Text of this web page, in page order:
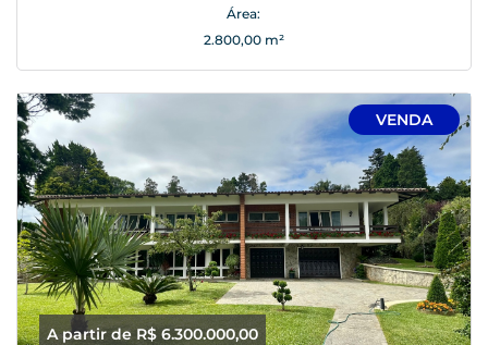
Área:
2.800,00 m²
A partir de R$ 6.300.000,00
VENDA